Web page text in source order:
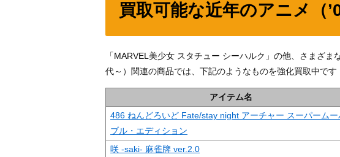
買取可能な近年のアニメ（
「MARVEL美少女 スタチュー シーハルク」の他、さまざ
代～）関連の商品では、下記のようなものを強化買取中です
アイテム名
486 ねんどろいど Fate/stay night アーチャー スーパームー
ブル・エディション
咲 -saki- 麻雀牌 ver.2.0